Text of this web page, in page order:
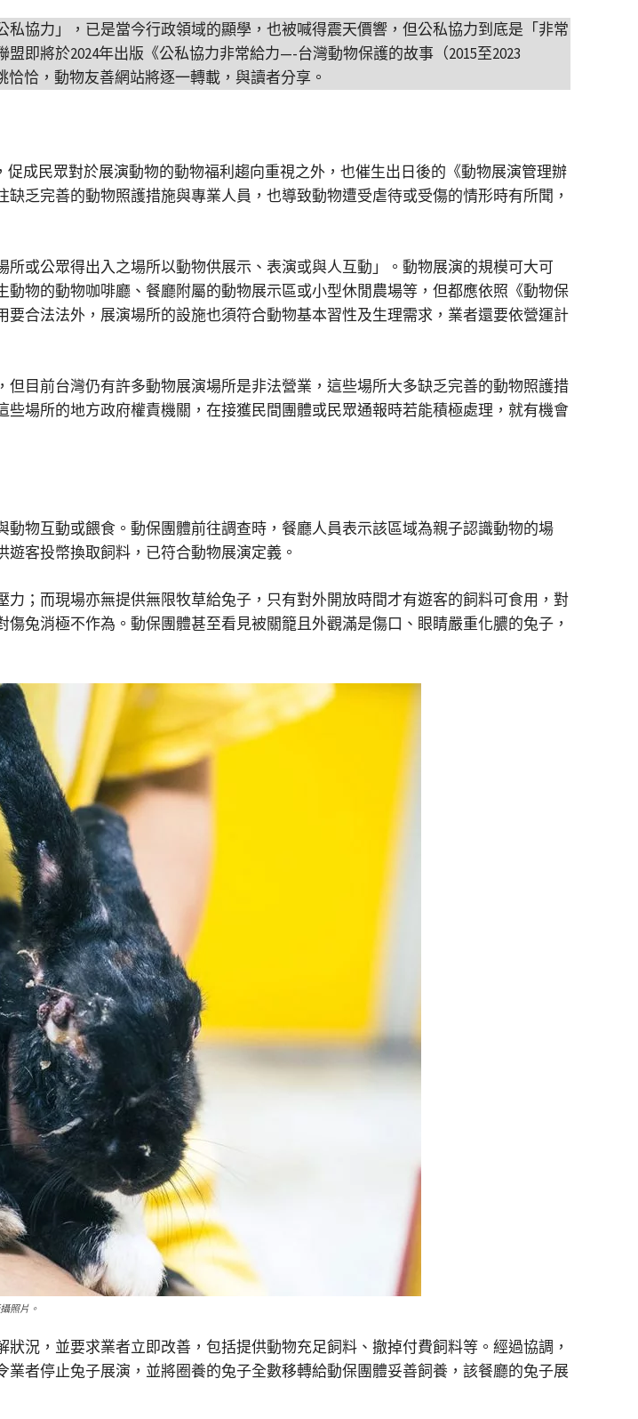
協力」，已是當今行政領域的顯學，也被喊得震天價響，但公私協力到底是「非常
即將於2024年出版《公私協力非常給力—-台灣動物保護的故事（2015至2023
恰，動物友善網站將逐一轉載，與讀者分享。
成民眾對於展演動物的動物福利趨向重視之外，也催生出日後的《動物展演管理辦
乏完善的動物照護措施與專業人員，也導致動物遭受虐待或受傷的情形時有所聞，
或公眾得出入之場所以動物供展示、表演或與人互動」。動物展演的規模可大可
物的動物咖啡廳、餐廳附屬的動物展示區或小型休閒農場等，但都應依照《動物保
合法法外，展演場所的設施也須符合動物基本習性及生理需求，業者還要依營運計
目前台灣仍有許多動物展演場所是非法營業，這些場所大多缺乏完善的動物照護措
場所的地方政府權責機關，在接獲民間團體或民眾通報時若能積極處理，就有機會
物互動或餵食。動保團體前往調查時，餐廳人員表示該區域為親子認識動物的場
客投幣換取飼料，已符合動物展演定義。
；而現場亦無提供無限牧草給兔子，只有對外開放時間才有遊客的飼料可食用，對
兔消極不作為。動保團體甚至看見被關籠且外觀滿是傷口、眼睛嚴重化膿的兔子，
照片。
況，並要求業者立即改善，包括提供動物充足飼料、撤掉付費飼料等。經過協調，
者停止兔子展演，並將圈養的兔子全數移轉給動保團體妥善飼養，該餐廳的兔子展